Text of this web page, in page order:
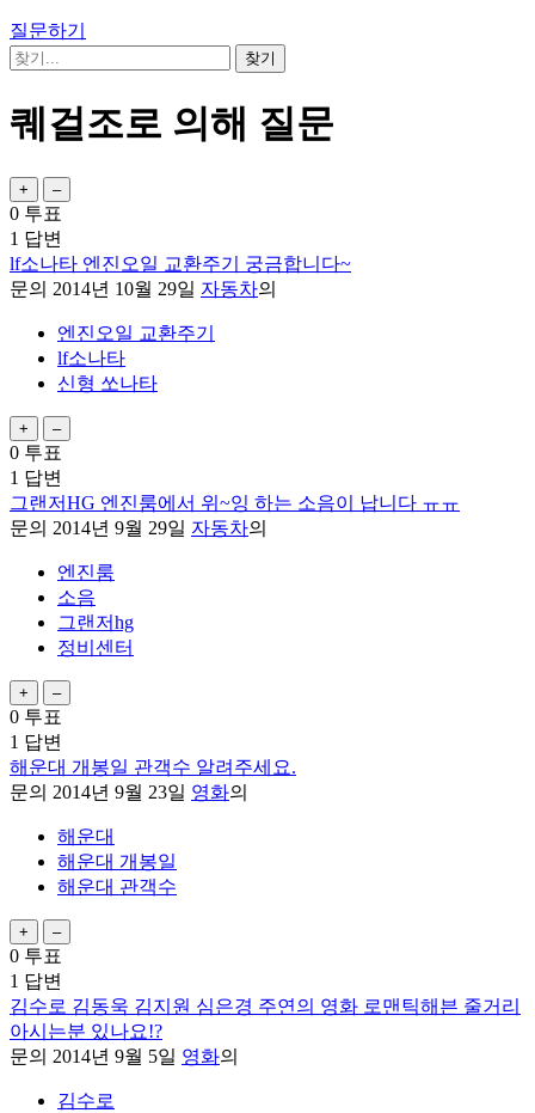
질문하기
퀘걸조로 의해 질문
0 투표
1 답변
lf소나타 엔진오일 교환주기 궁금합니다~
문의 2014년 10월 29일 자동차의
엔진오일 교환주기
lf소나타
신형 쏘나타
0 투표
1 답변
그랜저HG 엔진룸에서 위~잉 하는 소음이 납니다 ㅠㅠ
문의 2014년 9월 29일 자동차의
엔진룸
소음
그랜저hg
정비센터
0 투표
1 답변
해운대 개봉일 관객수 알려주세요.
문의 2014년 9월 23일 영화의
해운대
해운대 개봉일
해운대 관객수
0 투표
1 답변
김수로 김동욱 김지원 심은경 주연의 영화 로맨틱해븐 줄거리
아시는분 있나요!?
문의 2014년 9월 5일 영화의
김수로